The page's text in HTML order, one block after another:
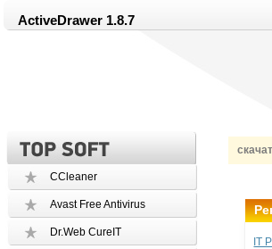
ActiveDrawer 1.8.7
CCleaner
Avast Free Antivirus
Dr.Web CureIT
IT